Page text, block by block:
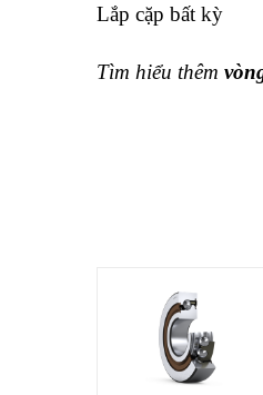
Lắp cặp bất kỳ
Tìm hiểu thêm